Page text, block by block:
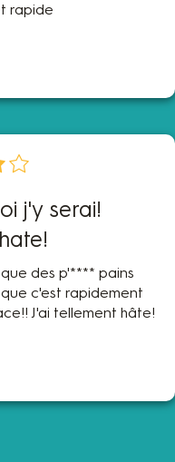
rapide
j'y serai!
des p'**** pains
c'est rapidement
J'ai tellement hâte!